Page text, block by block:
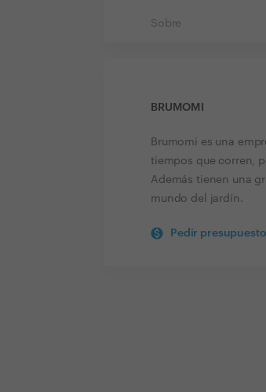
Sobre
BRUMOMI
Brumomi es una
tiempos que corren,
Además tienen una
mundo del jardín.
Pedir